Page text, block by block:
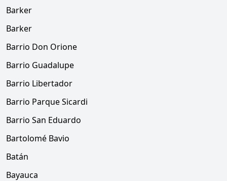
Barker
Barker
Barrio Don Orione
Barrio Guadalupe
Barrio Libertador
Barrio Parque Sicardi
Barrio San Eduardo
Bartolomé Bavio
Batán
Bayauca